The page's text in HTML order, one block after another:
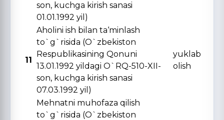
son, kuchga kirish sanasi
01.01.1992 yil)
11
Aholini ish bilan ta‘minlash
to`g`risida (O`zbekiston
Respublikasining Qonuni
13.01.1992 yildagi O`RQ-510-XII-
son, kuchga kirish sanasi
07.03.1992 yil)
yuklab
olish
Mehnatni muhofaza qilish
to`g`risida (O`zbekiston